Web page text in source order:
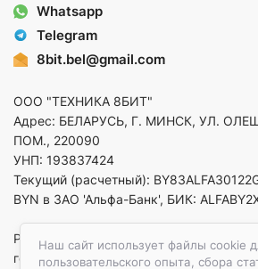
Наш сайт использует файлы cookie
пользовательского опыта, сбора
Whatsapp
Telegram
8bit.bel@gmail.com
ООО "ТЕХНИКА 8БИТ"
Адрес: БЕЛАРУСЬ, Г. МИНСК, УЛ.
ПОМ., 220090
УНП: 193837424
Текущий (расчетный):
BYN в ЗАО 'Альфа-Банк', БИК:
Регистрация в торговом реестре от
горисполком